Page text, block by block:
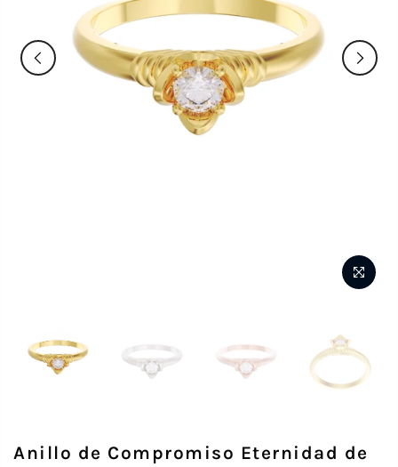
Anillo de Compromiso Eternidad de